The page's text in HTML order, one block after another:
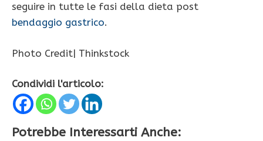
seguire in tutte le fasi della dieta post
bendaggio gastrico.
Photo Credit| Thinkstock
Condividi l'articolo:
Potrebbe Interessarti Anche: